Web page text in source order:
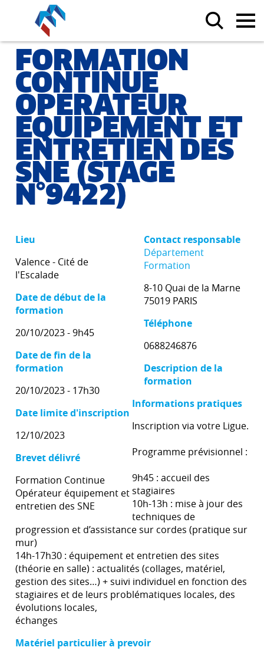
FORMATION
CONTINUE
OPÉRATEUR
ÉQUIPEMENT ET
ENTRETIEN DES
SNE (STAGE
N°9422)
Lieu
Valence - Cité de
l'Escalade
Date de début de la
formation
20/10/2023 - 9h45
Date de fin de la
formation
20/10/2023 - 17h30
Date limite d'inscription
12/10/2023
Brevet délivré
Formation Continue
Opérateur équipement et
entretien des SNE
Contact responsable
Département
Formation
8-10 Quai de la Marne
75019 PARIS
Téléphone
0688246876
Description de la
formation
Informations pratiques
Inscription via votre Ligue.
Programme prévisionnel :
9h45 : accueil des
stagiaires
10h-13h : mise à jour des
techniques de
progression et d’assistance sur cordes (pratique sur
mur)
14h-17h30 : équipement et entretien des sites
(théorie en salle) : actualités (collages, matériel,
gestion des sites…) + suivi individuel en fonction des
stagiaires et de leurs problématiques locales, des
évolutions locales,
échanges
Matériel particulier à prevoir